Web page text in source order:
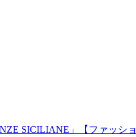
SICILIANE」【ファッシ